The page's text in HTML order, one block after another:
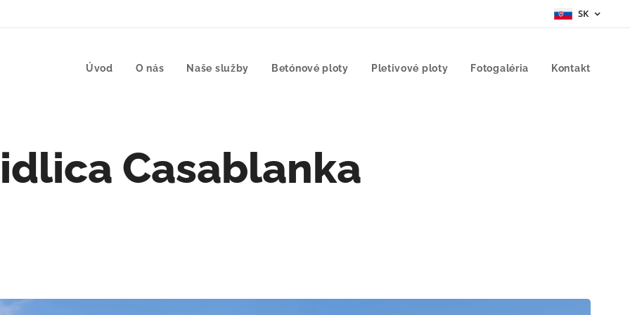
SK
Úvod O nás Naše služby Betónové ploty Pletivové ploty Fotogaléria Kontakt
Casablanka